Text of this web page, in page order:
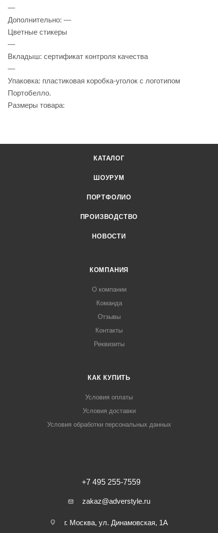
—
Дополнительно: —
Цветные стикеры
—
Вкладыш: сертификат контроля качества
—
Упаковка: пластиковая коробка-уголок с логотипом
Портобелло.
Размеры товара:
КАТАЛОГ
ШОУРУМ
ПОРТФОЛИО
ПРОИЗВОДСТВО
НОВОСТИ
КОМПАНИЯ
О компании
Команда
Отзывы
Контакты
Реквизиты
КАК КУПИТЬ
Условия оплаты
Условия доставки
Условия обработки персональных данных
+7 495 255-7559
zakaz@adverstyle.ru
г. Москва, ул. Динамовская, 1А